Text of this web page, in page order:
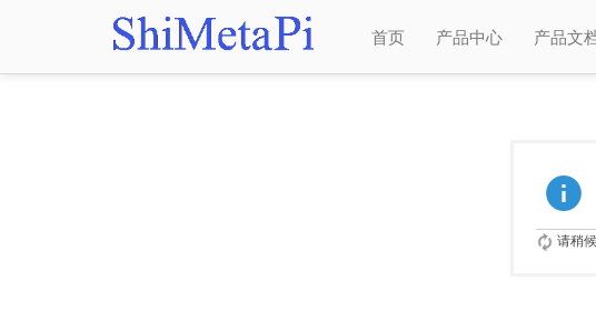
首页 产品中心 产品文
请稍